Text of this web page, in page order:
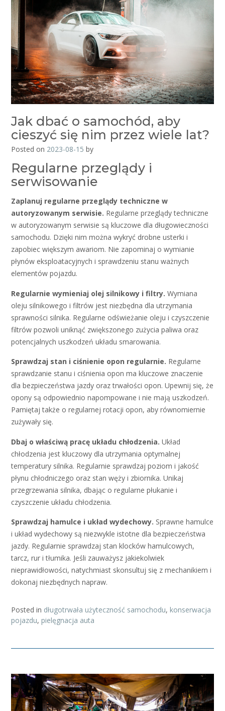
Jak dbać o samochód, aby
cieszyć się nim przez wiele lat?
Posted on 2023-08-15 by
Regularne przeglądy i
serwisowanie
Zaplanuj regularne przeglądy techniczne w
autoryzowanym serwisie. Regularne przeglądy techniczne
w autoryzowanym serwisie są kluczowe dla długowieczności
samochodu. Dzięki nim można wykryć drobne usterki i
zapobiec większym awariom. Nie zapominaj o wymianie
płynów eksploatacyjnych i sprawdzeniu stanu ważnych
elementów pojazdu.
Regularnie wymieniaj olej silnikowy i filtry. Wymiana
oleju silnikowego i filtrów jest niezbędna dla utrzymania
sprawności silnika. Regularne odświeżanie oleju i czyszczenie
filtrów pozwoli uniknąć zwiększonego zużycia paliwa oraz
potencjalnych uszkodzeń układu smarowania.
Sprawdzaj stan i ciśnienie opon regularnie. Regularne
sprawdzanie stanu i ciśnienia opon ma kluczowe znaczenie
dla bezpieczeństwa jazdy oraz trwałości opon. Upewnij się, że
opony są odpowiednio napompowane i nie mają uszkodzeń.
Pamiętaj także o regularnej rotacji opon, aby równomiernie
zużywały się.
Dbaj o właściwą pracę układu chłodzenia. Układ
chłodzenia jest kluczowy dla utrzymania optymalnej
temperatury silnika. Regularnie sprawdzaj poziom i jakość
płynu chłodniczego oraz stan węży i zbiornika. Unikaj
przegrzewania silnika, dbając o regularne płukanie i
czyszczenie układu chłodzenia.
Sprawdzaj hamulce i układ wydechowy. Sprawne hamulce
i układ wydechowy są niezwykle istotne dla bezpieczeństwa
jazdy. Regularnie sprawdzaj stan klocków hamulcowych,
tarcz, rur i tłumika. Jeśli zauważysz jakiekolwiek
nieprawidłowości, natychmiast skonsultuj się z mechanikiem i
dokonaj niezbędnych napraw.
Posted in długotrwała użyteczność samochodu, konserwacja
pojazdu, pielęgnacja auta